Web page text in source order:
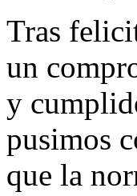
Tras
un
y
pusimos
que la